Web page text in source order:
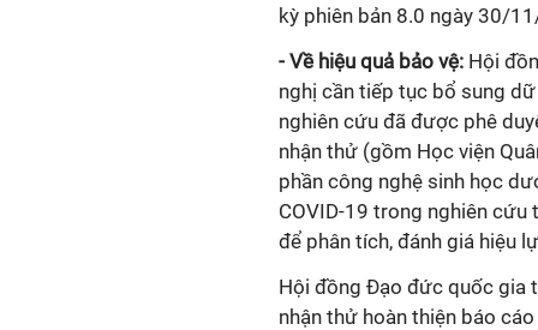
kỳ phiên bản 8.0 ngày 30/
- Về hiệu quả bảo vệ: Hội
nghị cần tiếp tục bổ sung
nghiên cứu đã được phê
nhận thử (gồm Học viện
phần công nghệ sinh học
COVID-19 trong nghiên
để phân tích, đánh giá hiệu
Hội đồng Đạo đức quốc gia
nhận thử hoàn thiện báo